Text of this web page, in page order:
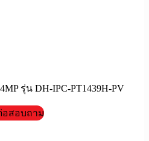
รุ่น DH-IPC-PT1439H-PV
อสอบถาม